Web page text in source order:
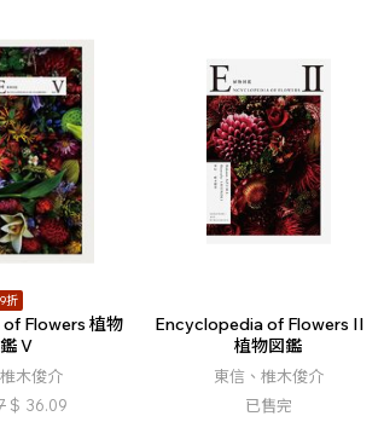
折
Flowers 植物
V
木俊介
$ 36.09
Encyclopedia of Flowers II
植物図鑑
東信、椎木俊介
已售完